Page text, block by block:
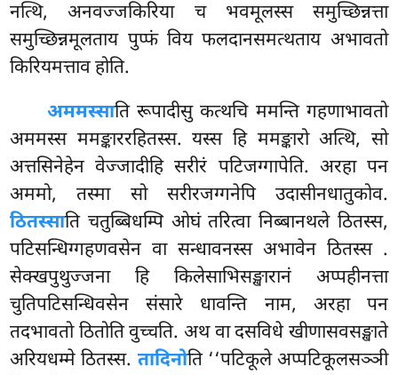
नत्थि, अनवज्जकिरिया च भवमूलस्स समुच्छिन्नत्ता
समुच्छिन्नमूलताय पुप्फं विय फलदानसमत्थताय अभावतो
किरियमत्ताव होति.
अममस्साति रूपादीसु कत्थचि ममन्ति गहणाभावतो
अममस्स ममङ्काररहितस्स. यस्स हि ममङ्कारो अत्थि, सो
अत्तसिनेहेन वेज्जादीहि सरीरं पटिजग्गापेति. अरहा पन
अममो, तस्मा सो सरीरजग्गनेपि उदासीनधातुकोव.
ठितस्साति चतुब्बिधम्पि ओघं तरित्वा निब्बानथले ठितस्स,
पटिसन्धिग्गहणवसेन वा सन्धावनस्स अभावेन ठितस्स .
सेक्खपुथुज्जना हि किलेसाभिसङ्खारानं अप्पहीनत्ता
चुतिपटिसन्धिवसेन संसारे धावन्ति नाम, अरहा पन
तदभावतो ठितोति वुच्चति. अथ वा दसविधे खीणासवसङ्खाते
अरियधम्मे ठितस्स. तादिनोति ‘‘पटिकूले अप्पटिकूलसञ्ञी